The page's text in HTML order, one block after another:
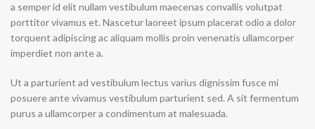
a semper id elit nullam vestibulum maecenas convallis volutpat
porttitor vivamus et. Nascetur laoreet ipsum placerat odio a dolor
torquent adipiscing ac aliquam mollis proin venenatis ullamcorper
imperdiet non ante a.
Ut a parturient ad vestibulum lectus varius dignissim fusce mi
posuere ante vivamus vestibulum parturient sed. A sit fermentum
purus a ullamcorper a condimentum at malesuada.